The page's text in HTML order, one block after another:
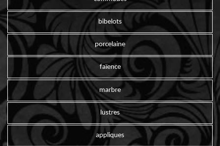
bibelots
porcelaine
faïence
marbre
lustres
appliques